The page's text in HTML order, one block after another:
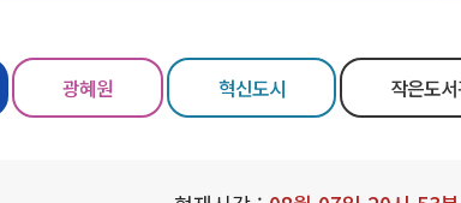
광혜원 혁신도시 작은도